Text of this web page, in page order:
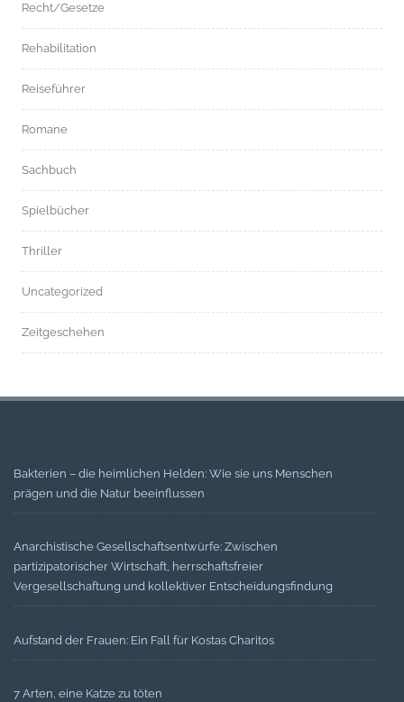
Recht/Gesetze
Rehabilitation
Reiseführer
Romane
Sachbuch
Spielbücher
Thriller
Uncategorized
Zeitgeschehen
Bakterien – die heimlichen Helden: Wie sie uns Menschen
prägen und die Natur beeinflussen
Anarchistische Gesellschaftsentwürfe: Zwischen
partizipatorischer Wirtschaft, herrschaftsfreier
Vergesellschaftung und kollektiver Entscheidungsfindung
Aufstand der Frauen: Ein Fall für Kostas Charitos
7 Arten, eine Katze zu töten